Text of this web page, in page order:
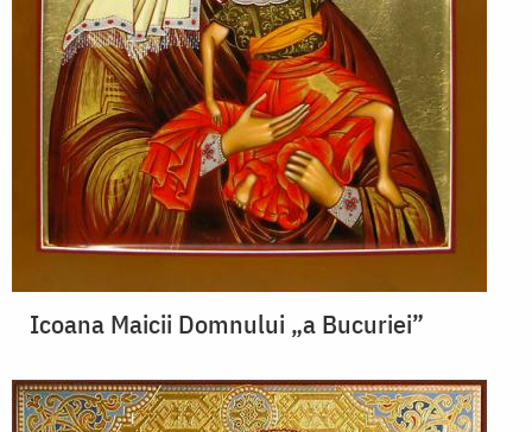
Icoana Maicii Domnului „a Bucuriei”